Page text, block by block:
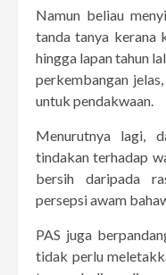
Namun beliau
tanda tanya kerana
hingga lapan tahun
perkembangan
untuk pendakwaan.
Menurutnya lagi,
tindakan terhadap
bersih daripada
persepsi awam
PAS juga
tidak perlu